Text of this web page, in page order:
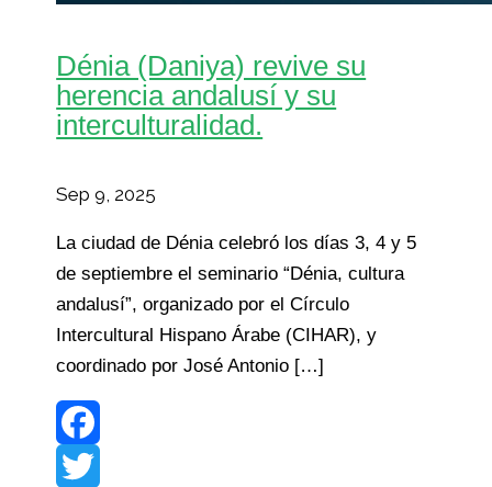
Dénia (Daniya) revive su
herencia andalusí y su
interculturalidad.
Sep 9, 2025
La ciudad de Dénia celebró los días 3, 4 y 5
de septiembre el seminario “Dénia, cultura
andalusí”, organizado por el Círculo
Intercultural Hispano Árabe (CIHAR), y
coordinado por José Antonio […]
Facebook